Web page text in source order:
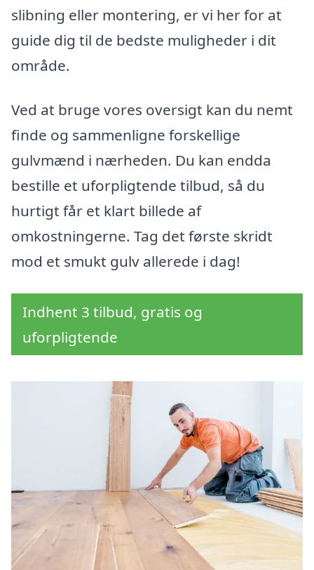
slibning eller montering, er vi her for at
guide dig til de bedste muligheder i dit
område.
Ved at bruge vores oversigt kan du nemt
finde og sammenligne forskellige
gulvmænd i nærheden. Du kan endda
bestille et uforpligtende tilbud, så du
hurtigt får et klart billede af
omkostningerne. Tag det første skridt
mod et smukt gulv allerede i dag!
Indhent 3 tilbud, gratis og
uforpligtende